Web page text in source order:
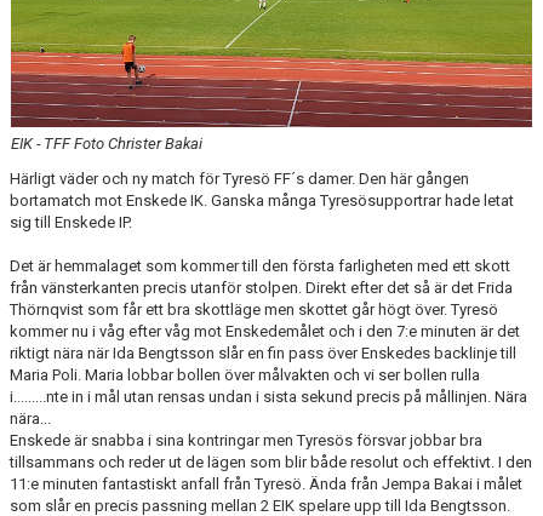
EIK - TFF Foto Christer Bakai
Härligt väder och ny match för Tyresö FF´s damer. Den här gången
bortamatch mot Enskede IK. Ganska många Tyresösupportrar hade letat
sig till Enskede IP.
Det är hemmalaget som kommer till den första farligheten med ett skott
från vänsterkanten precis utanför stolpen. Direkt efter det så är det Frida
Thörnqvist som får ett bra skottläge men skottet går högt över. Tyresö
kommer nu i våg efter våg mot Enskedemålet och i den 7:e minuten är det
riktigt nära när Ida Bengtsson slår en fin pass över Enskedes backlinje till
Maria Poli. Maria lobbar bollen över målvakten och vi ser bollen rulla
i.........nte in i mål utan rensas undan i sista sekund precis på mållinjen. Nära
nära...
Enskede är snabba i sina kontringar men Tyresös försvar jobbar bra
tillsammans och reder ut de lägen som blir både resolut och effektivt. I den
11:e minuten fantastiskt anfall från Tyresö. Ända från Jempa Bakai i målet
som slår en precis passning mellan 2 EIK spelare upp till Ida Bengtsson.